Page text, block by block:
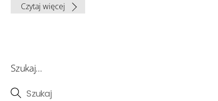
Czytaj więcej
Szukaj…